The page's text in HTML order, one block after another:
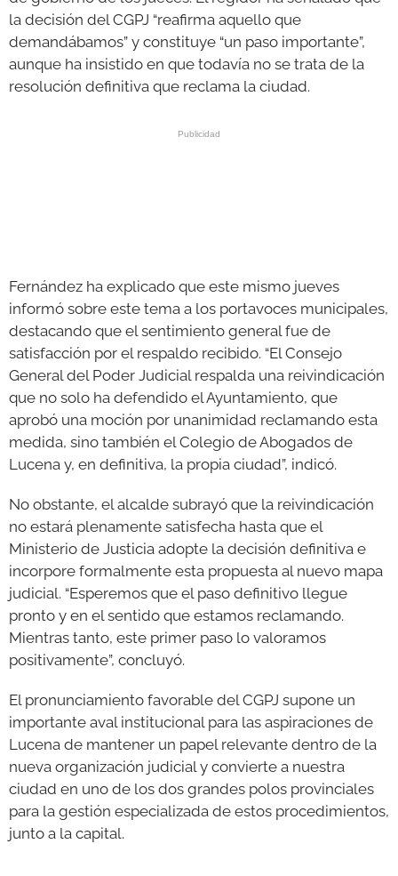
la decisión del CGPJ “reafirma aquello que
demandábamos” y constituye “un paso importante”,
aunque ha insistido en que todavía no se trata de la
resolución definitiva que reclama la ciudad.
Fernández ha explicado que este mismo jueves
informó sobre este tema a los portavoces municipales,
destacando que el sentimiento general fue de
satisfacción por el respaldo recibido. “El Consejo
General del Poder Judicial respalda una reivindicación
que no solo ha defendido el Ayuntamiento, que
aprobó una moción por unanimidad reclamando esta
medida, sino también el Colegio de Abogados de
Lucena y, en definitiva, la propia ciudad”, indicó.
No obstante, el alcalde subrayó que la reivindicación
no estará plenamente satisfecha hasta que el
Ministerio de Justicia adopte la decisión definitiva e
incorpore formalmente esta propuesta al nuevo mapa
judicial. “Esperemos que el paso definitivo llegue
pronto y en el sentido que estamos reclamando.
Mientras tanto, este primer paso lo valoramos
positivamente”, concluyó.
El pronunciamiento favorable del CGPJ supone un
importante aval institucional para las aspiraciones de
Lucena de mantener un papel relevante dentro de la
nueva organización judicial y convierte a nuestra
ciudad en uno de los dos grandes polos provinciales
para la gestión especializada de estos procedimientos,
junto a la capital.